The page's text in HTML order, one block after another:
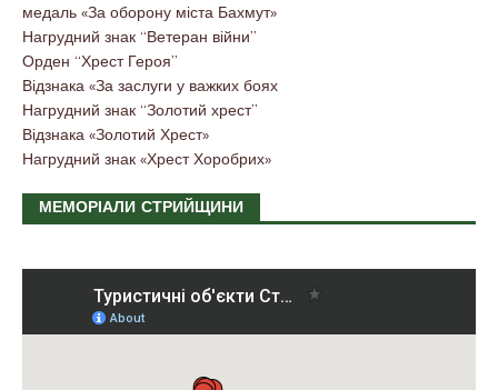
медаль «За оборону міста Бахмут»
Нагрудний знак “Ветеран війни”
Орден “Хрест Героя”
Відзнака «За заслуги у важких боях
Нагрудний знак “Золотий хрест”
Відзнака «Золотий Хрест»
Нагрудний знак «Хрест Хоробрих»
МЕМОРІАЛИ СТРИЙЩИНИ